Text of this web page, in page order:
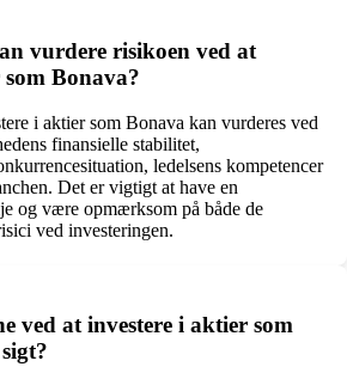
vurdere risikoen ved at
Bonava?
i aktier som Bonava kan vurderes ved
finansielle stabilitet,
ledelsens kompetencer
Det er vigtigt at have en
og være opmærksom på både de
ved investeringen.
ved at investere i aktier som